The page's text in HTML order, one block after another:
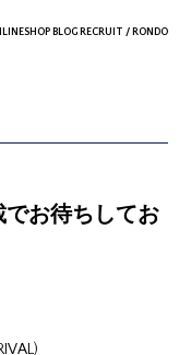
BLOG RECRUIT / RONDO
でお待ちしてお